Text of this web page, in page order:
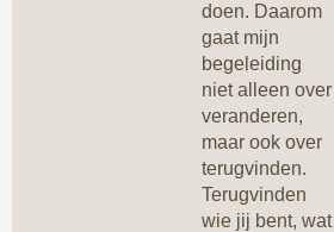
doen. Daarom
gaat mijn
begeleiding
niet alleen over
veranderen,
maar ook over
terugvinden.
Terugvinden
wie jij bent, wat